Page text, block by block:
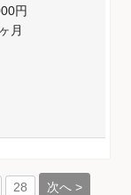
円
月
28 次へ >